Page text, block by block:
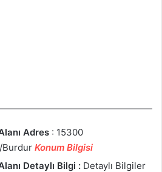
Adres : 15300
Burdur Konum Bilgisi
Detaylı Bilgi : Detaylı Bilgiler